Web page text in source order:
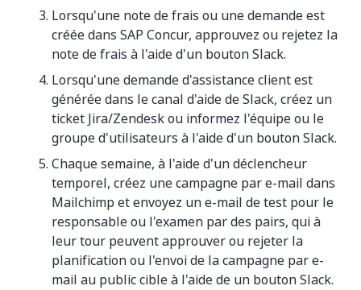
Lorsqu'une note de frais ou une demande est
créée dans SAP Concur, approuvez ou rejetez la
note de frais à l'aide d'un bouton Slack.
Lorsqu'une demande d'assistance client est
générée dans le canal d'aide de Slack, créez un
ticket Jira/Zendesk ou informez l'équipe ou le
groupe d'utilisateurs à l'aide d'un bouton Slack.
Chaque semaine, à l'aide d'un déclencheur
temporel, créez une campagne par e-mail dans
Mailchimp et envoyez un e-mail de test pour le
responsable ou l'examen par des pairs, qui à
leur tour peuvent approuver ou rejeter la
planification ou l'envoi de la campagne par e-
mail au public cible à l'aide de un bouton Slack.